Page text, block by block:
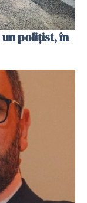
un polițist, în